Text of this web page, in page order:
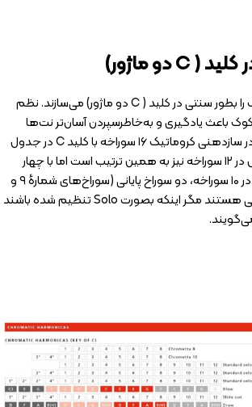
کلید( C دو ماژور)
سازدهنی‌های کروماتیک را بطور سنتی در کلید ( C دو ماژور) می‌سازند. نظم
باعث یادگیری و به‌خاطرسپردن آسان‌تر نت‌ها
می‌شود. چینش نت‌ها در سازدهنی کروماتیک ۱۶ سوراخه با کلید C در جدول
زیر آمده‌است. این چینش در ۱۲ سوراخه نیز به همین ترتیب است اما با چهار
سوراخ کمتر. اما معمولاً در ۱۰ سوراخه، دو سوراخ پایانی (سوراخ‌های شمارهٔ ۹ و
۱۰) دارای نت‌های متفاوتی هستند مگر اینکه بصورت Solo تنظیم شده باشند